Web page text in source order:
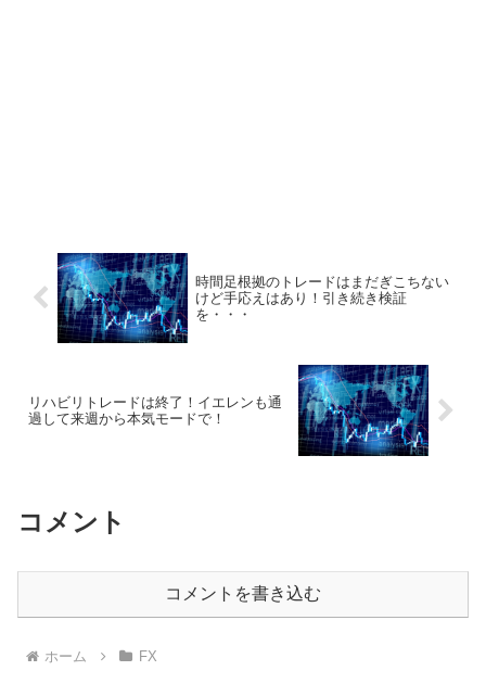
時間足根拠のトレードはまだぎこちない
けど手応えはあり！引き続き検証
を・・・
リハビリトレードは終了！イエレンも通
過して来週から本気モードで！
コメント
コメントを書き込む
ホーム FX